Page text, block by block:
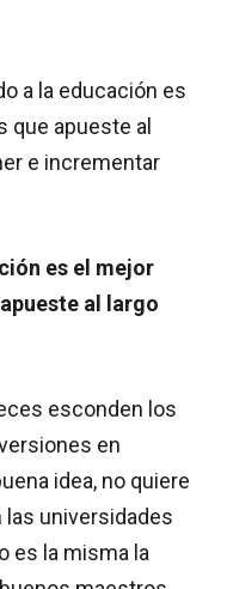
a la educación es
que apueste al
e incrementar
es el mejor
al largo
esconden los
en
idea, no quiere
las universidades
es la misma la